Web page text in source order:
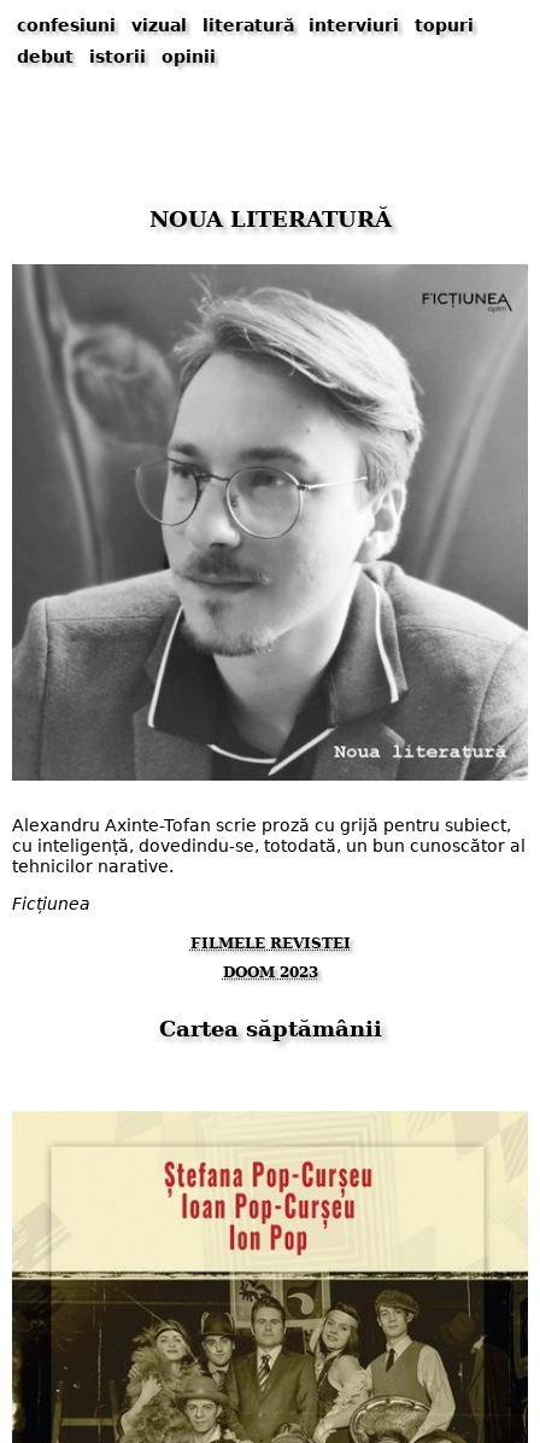
confesiuni vizual literatură interviuri
topuri
debut
istorii opinii
NOUA LITERATURĂ
Alexandru Axinte-Tofan scrie proză cu grijă pentru subiect,
cu inteligență, dovedindu-se, totodată, un bun cunoscător al
tehnicilor narative.
Ficțiunea
FILMELE REVISTEI
DOOM 2023
Cartea săptămânii